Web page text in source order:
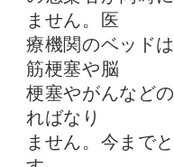
ません。医
療機関のベッド
筋梗塞や脳
梗塞やがんなど
ればなり
ません。今まで